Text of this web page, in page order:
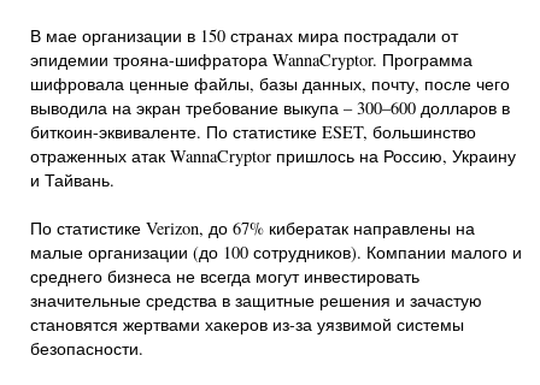
В мае организации в 150 странах мира пострадали от
эпидемии трояна-шифратора WannaCryptor. Программа
шифровала ценные файлы, базы данных, почту, после чего
выводила на экран требование выкупа – 300–600 долларов в
биткоин-эквиваленте. По статистике ESET, большинство
отраженных атак WannaCryptor пришлось на Россию, Украину
и Тайвань.
По статистике Verizon, до 67% кибератак направлены на
малые организации (до 100 сотрудников). Компании малого и
среднего бизнеса не всегда могут инвестировать
значительные средства в защитные решения и зачастую
становятся жертвами хакеров из-за уязвимой системы
безопасности.